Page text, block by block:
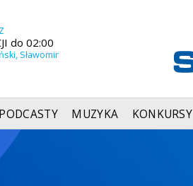
do 02:00
Sławomir
PODCASTY MUZYKA KONKURSY